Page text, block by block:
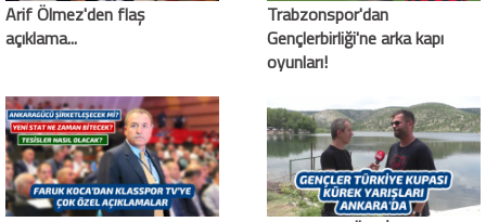
Arif Ölmez'den flaş
açıklama...
Trabzonspor'dan
Gençlerbirliği'ne arka kapı
oyunları!